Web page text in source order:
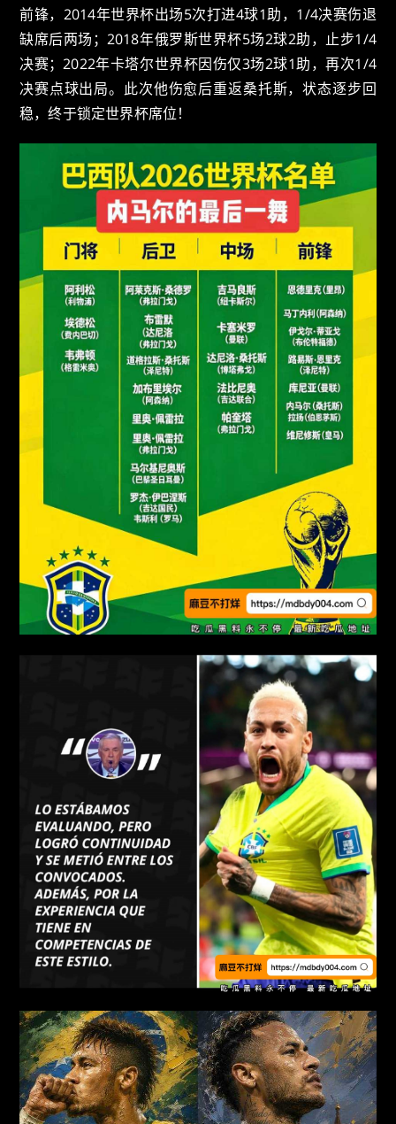
前锋，2014年世界杯出场5次打进4球1助，1/4决赛伤退
缺席后两场；2018年俄罗斯世界杯5场2球2助，止步1/4
决赛；2022年卡塔尔世界杯因伤仅3场2球1助，再次1/4
决赛点球出局。此次他伤愈后重返桑托斯，状态逐步回
稳，终于锁定世界杯席位！